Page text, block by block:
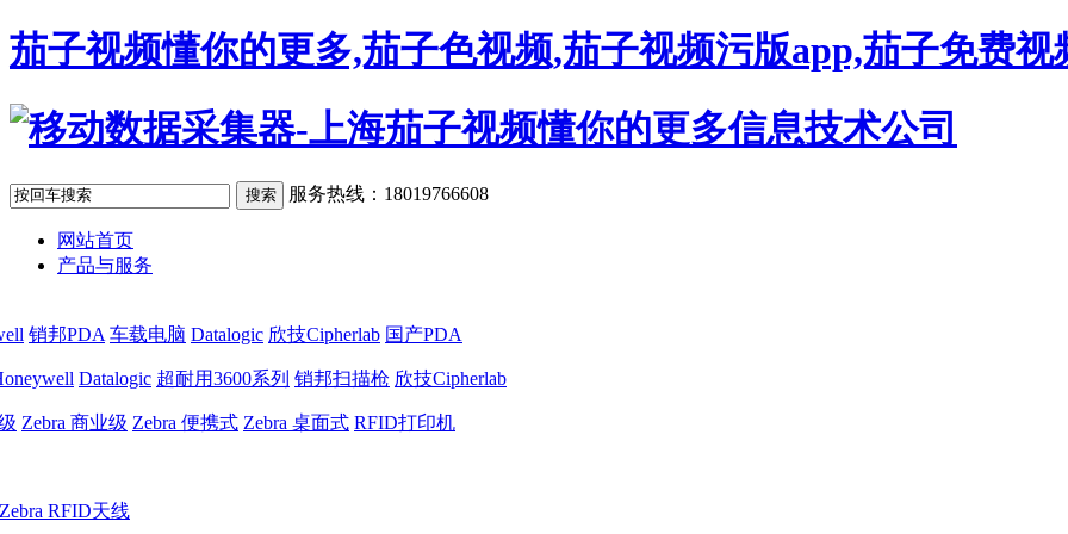
茄子视频懂你的更多,茄子色视频,茄子视频污版app,茄子免费视
服务热线：18019766608
网站首页
产品与服务
销邦PDA 车载电脑 Datalogic 欣技Cipherlab 国产PDA
Datalogic 超耐用3600系列 销邦扫描枪 欣技Cipherlab
Zebra 商业级 Zebra 便携式 Zebra 桌面式 RFID打印机
Zebra RFID天线